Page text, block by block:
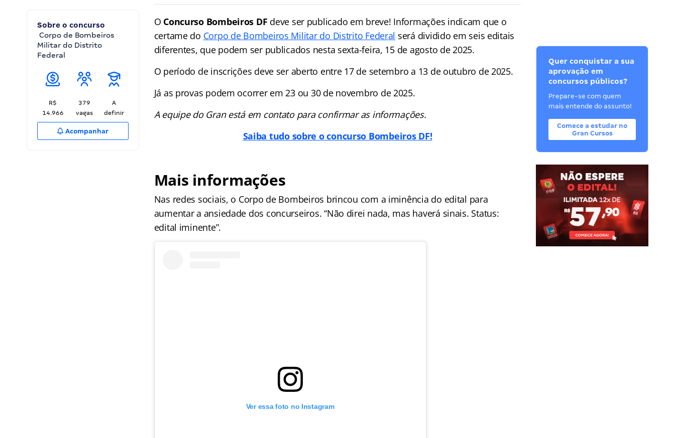
Sobre o concurso
Corpo de Bombeiros
Militar do Distrito
Federal
R$
14.966
379
vagas
A
definir
Acompanhar
O Concurso Bombeiros DF deve ser publicado em breve! Informações indicam que o
certame do Corpo de Bombeiros Militar do Distrito Federal será dividido em seis editais
diferentes, que podem ser publicados nesta sexta-feira, 15 de agosto de 2025.
O período de inscrições deve ser aberto entre 17 de setembro a 13 de outubro de 2025.
Já as provas podem ocorrer em 23 ou 30 de novembro de 2025.
A equipe do Gran está em contato para confirmar as informações.
Saiba tudo sobre o concurso Bombeiros DF!
Mais informações
Nas redes sociais, o Corpo de Bombeiros brincou com a iminência do edital para
aumentar a ansiedade dos concurseiros. “Não direi nada, mas haverá sinais. Status:
edital iminente”.
Ver essa foto no Instagram
Quer conquistar a sua
aprovação em
concursos públicos?
Prepare-se com quem
mais entende do assunto!
Comece a estudar no
Gran Cursos